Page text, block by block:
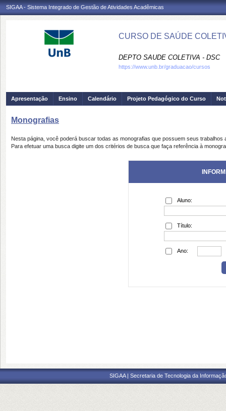
SIGAA - Sistema Integrado de Gestão de Atividades Acadêmicas
CURSO DE SAÚDE
DEPTO SAUDE COLETIVA - DSC
https://www.unb.br/graduacao/cursos
Apresentação Ensino Calendário Projeto Pedagógico do Curso
Monografias
Nesta página, você poderá buscar todas as monografias que possuem seus trabalhos
Para efetuar uma busca digite um dos critérios de busca que faça referência à
Aluno:
Título:
Ano:
SIGAA | Secretaria de Tecnologia da